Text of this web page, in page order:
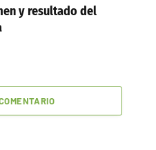
y resultado del